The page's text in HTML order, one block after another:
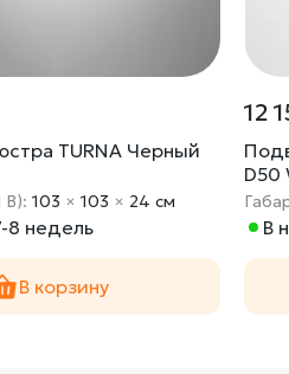
TURNA Черный
В):103 ×103 × 24 cм
8 недель
В корзину
12
D50
В